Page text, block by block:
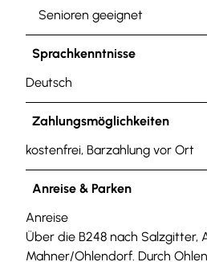
Senioren geeignet
Sprachkenntnisse
Deutsch
Zahlungsmöglichkeiten
kostenfrei, Barzahlung vor Ort
Anreise & Parken
Anreise
Über die B248 nach Salzgitter,
Mahner/Ohlendorf. Durch